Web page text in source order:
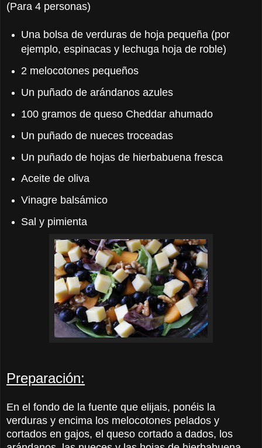
(Para 4 personas)
Una bolsa de verduras de hoja pequeña (por
ejemplo, espinacas y lechuga hoja de roble)
2 melocotones pequeños
Un puñado de arándanos azules
100 gramos de queso Cheddar ahumado
Un puñado de nueces troceadas
Un puñado de hojas de hierbabuena fresca
Aceite de oliva
Vinagre balsámico
Sal y pimienta
Preparación:
En el fondo de la fuente que elijais, ponéis la
verduras y encima los melocotones pelados y
cortados en gajos, el queso cortado a dados, los